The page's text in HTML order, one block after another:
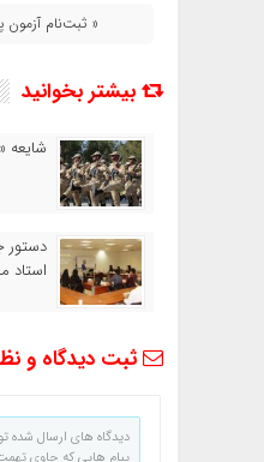
« ثبت‌نام آزمون
بیشتر بخوانید
شایعه
دستور
استاد
ثبت دیدگاه و
دیدگاه های ارسال